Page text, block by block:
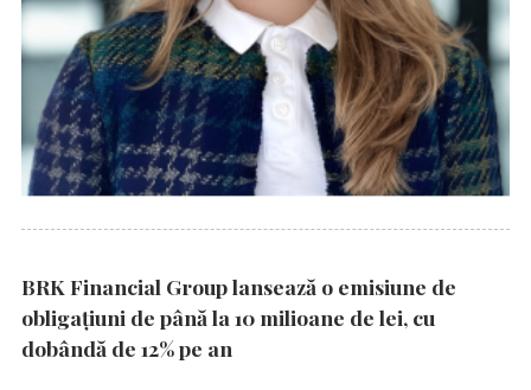
BRK Financial Group lansează o emisiune de
obligațiuni de până la 10 milioane de lei, cu
dobândă de 12% pe an